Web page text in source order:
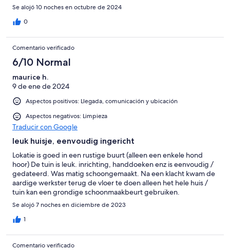
Se alojó 10 noches en octubre de 2024
0
Comentario verificado
6/10 Normal
maurice h.
9 de ene de 2024
Aspectos positivos: Llegada, comunicación y ubicación
Aspectos negativos: Limpieza
Traducir con Google
leuk huisje, eenvoudig ingericht
Lokatie is goed in een rustige buurt (alleen een enkele hond
hoor) De tuin is leuk. inrichting, handdoeken enz is eenvoudig /
gedateerd. Was matig schoongemaakt. Na een klacht kwam de
aardige werkster terug de vloer te doen alleen het hele huis /
tuin kan een grondige schoonmaakbeurt gebruiken.
Se alojó 7 noches en diciembre de 2023
1
Comentario verificado